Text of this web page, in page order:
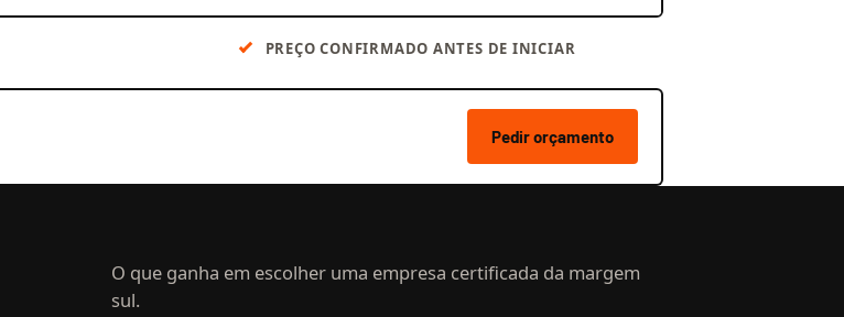
PREÇO CONFIRMADO ANTES DE INICIAR
Pedir orçamento
O que ganha em escolher uma empresa certificada da margem
sul.